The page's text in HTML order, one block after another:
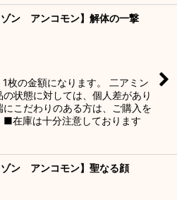
ゾン アンコモン】解体の一撃
枚の金額になります。 二アミン
の状態に対しては、個人差があり
にこだわりのある方は、ご購入を
■在庫は十分注意しております
ゾン アンコモン】聖なる顔